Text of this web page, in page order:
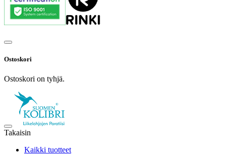
Ostoskori
Ostoskori on tyhjä.
Takaisin
Kaikki tuotteet